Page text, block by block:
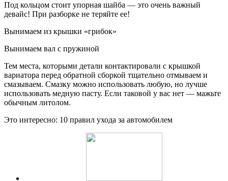
Под кольцом стоит упорная шайба — это очень важный
девайс! При разборке не теряйте ее!
Вынимаем из крышки «грибок»
Вынимаем вал с пружиной
Тем места, которыми детали контактировали с крышкой
вариатора перед обратной сборкой тщательно отмываем и
смазываем. Смазку можно использовать любую, но лучше
использовать медную пасту. Если таковой у вас нет — мажьте
обычным литолом.
Это интересно: 10 правил ухода за автомобилем